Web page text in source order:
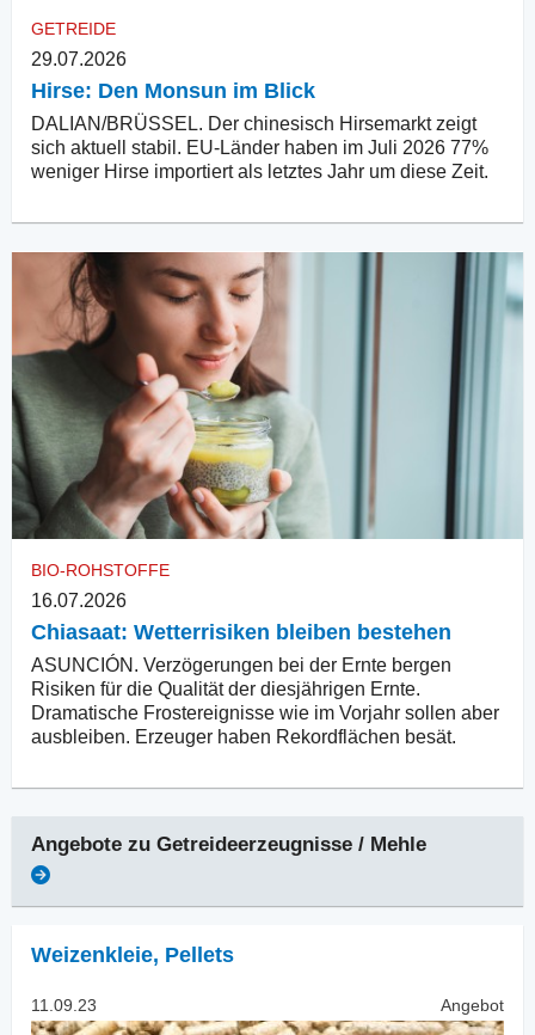
GETREIDE
29.07.2026
Hirse: Den Monsun im Blick
DALIAN/BRÜSSEL. Der chinesisch Hirsemarkt zeigt
sich aktuell stabil. EU-Länder haben im Juli 2026 77%
weniger Hirse importiert als letztes Jahr um diese Zeit.
BIO-ROHSTOFFE
16.07.2026
Chiasaat: Wetterrisiken bleiben bestehen
ASUNCIÓN. Verzögerungen bei der Ernte bergen
Risiken für die Qualität der diesjährigen Ernte.
Dramatische Frostereignisse wie im Vorjahr sollen aber
ausbleiben. Erzeuger haben Rekordflächen besät.
Angebote zu Getreideerzeugnisse / Mehle
Weizenkleie, Pellets
11.09.23 Angebot